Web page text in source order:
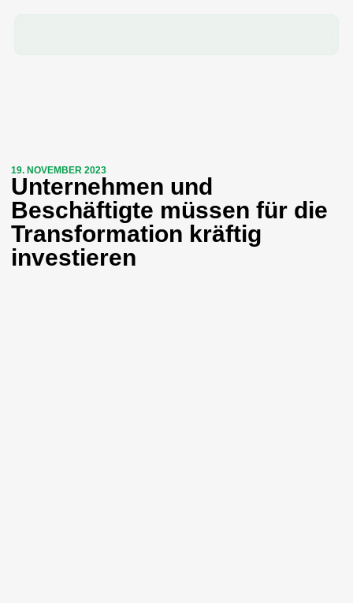
19. NOVEMBER 2023
Unternehmen und
Beschäftigte müssen für die
Transformation kräftig
investieren